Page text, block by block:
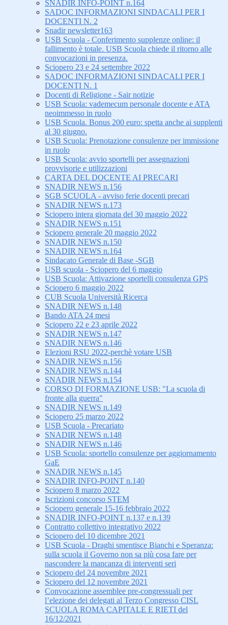
SNADIR INFO-POINT n.164
SADOC INFORMAZIONI SINDACALI PER I
DOCENTI N. 2
Snadir newsletter163
USB Scuola - Conferimento supplenze online: il
fallimento è totale. USB Scuola chiede il ritorno alle
convocazioni in presenza.
Sciopero 23 e 24 settembre 2022
SADOC INFORMAZIONI SINDACALI PER I
DOCENTI N. 1
Docenti di Religione - Sair notizie
USB Scuola: vademecum personale docente e ATA
neoimmesso in ruolo
USB Scuola. Bonus 200 euro: spetta anche ai supplenti
al 30 giugno.
USB Scuola: Prenotazione consulenze per immissione
in ruolo
USB Scuola: avvio sportelli per assegnazioni
provvisorie e utilizzazioni
CARTA DEL DOCENTE AI PRECARI
SNADIR NEWS n.156
SGB SCUOLA - avviso ferie docenti precari
SNADIR NEWS n.173
Sciopero intera giornata del 30 maggio 2022
SNADIR NEWS n.151
Sciopero generale 20 maggio 2022
SNADIR NEWS n.150
SNADIR NEWS n.164
Sindacato Generale di Base -SGB
USB scuola - Sciopero del 6 maggio
USB Scuola: Attivazione sportelli consulenza GPS
Sciopero 6 maggio 2022
CUB Scuola Università Ricerca
SNADIR NEWS n.148
Bando ATA 24 mesi
Sciopero 22 e 23 aprile 2022
SNADIR NEWS n.147
SNADIR NEWS n.146
Elezioni RSU 2022-perchè votare USB
SNADIR NEWS n.156
SNADIR NEWS n.144
SNADIR NEWS n.154
CORSO DI FORMAZIONE USB: "La scuola di
fronte alla guerra"
SNADIR NEWS n.149
Sciopero 25 marzo 2022
USB Scuola - Precariato
SNADIR NEWS n.148
SNADIR NEWS n.146
USB Scuola: sportello consulenze per aggiornamento
GaE
SNADIR NEWS n.145
SNADIR INFO-POINT n.140
Sciopero 8 marzo 2022
Iscrizioni concorso STEM
Sciopero generale 15-16 febbraio 2022
SNADIR INFO-POINT n.137 e n.139
Contratto collettivo integrativo 2022
Sciopero del 10 dicembre 2021
USB Scuola - Draghi smentisce Bianchi e Speranza:
sulla scuola il Governo non sa più cosa fare per
nascondere la mancanza di interventi seri
Sciopero del 24 novembre 2021
Sciopero del 12 novembre 2021
Convocazione assemblee pre-congressuali per
l’elezione dei delegati al Terzo Congresso CISL
SCUOLA ROMA CAPITALE E RIETI del
16/12/2021